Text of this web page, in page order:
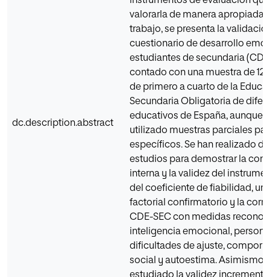
dc.description.abstract
valorarla de manera apropiada.
trabajo, se presenta la
cuestionario de desarrollo
estudiantes de secundaria
contado con una muestra de
de primero a cuarto de la
Secundaria Obligatoria de
educativos de España, aunque
utilizado muestras parciales
específicos. Se han realizado
estudios para demostrar la
interna y la validez del
del coeficiente de fiabilidad, un
factorial confirmatorio y la
CDE-SEC con medidas
inteligencia emocional,
dificultades de ajuste,
social y autoestima. Asimismo,
estudiado la validez